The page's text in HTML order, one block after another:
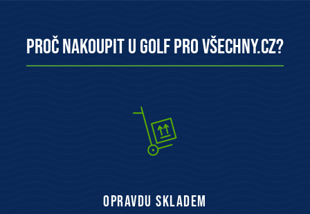
Proč nakoupit u Golf pro všechny.cz?
opravdu skladem